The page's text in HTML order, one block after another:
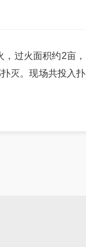
过火面积约2亩，
灭。现场共投入扑